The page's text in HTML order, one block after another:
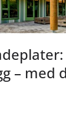
– med